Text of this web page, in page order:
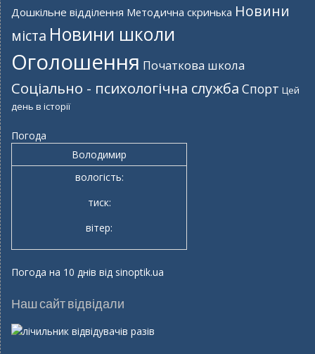
Дошкільне відділення Методична скринька Новини
міста Новини школи
Оголошення Початкова школа
Соціально - психологічна служба Спорт Цей
день в історії
Погода
Володимир
вологість:
тиск:
вітер:
Погода на 10 днів від sinoptik.ua
Наш сайт відвідали
разів